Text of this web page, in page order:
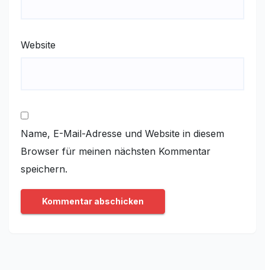
Website
Name, E-Mail-Adresse und Website in diesem
Browser für meinen nächsten Kommentar
speichern.